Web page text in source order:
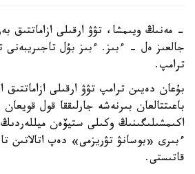
- مەنىڭ ويىمشا، تۋۋ ارقىلى ازاماتتىق
جالعىز ەل - ءبىز. ءبىز بۇل تاجىريبەنى
ترامپ.
بۇعان دەيىن ترامپ تۋۋ ارقىلى ازاماتتىق
باعىتتالعان بىرنەشە جارلىققا قول
اكىمشىلىگىنىڭ وكىلى ستيۆەن ميللەردىڭ
ءبىرى «بوسانۋ تۋريزمى» دەپ اتالاتىن
قاتىستى.